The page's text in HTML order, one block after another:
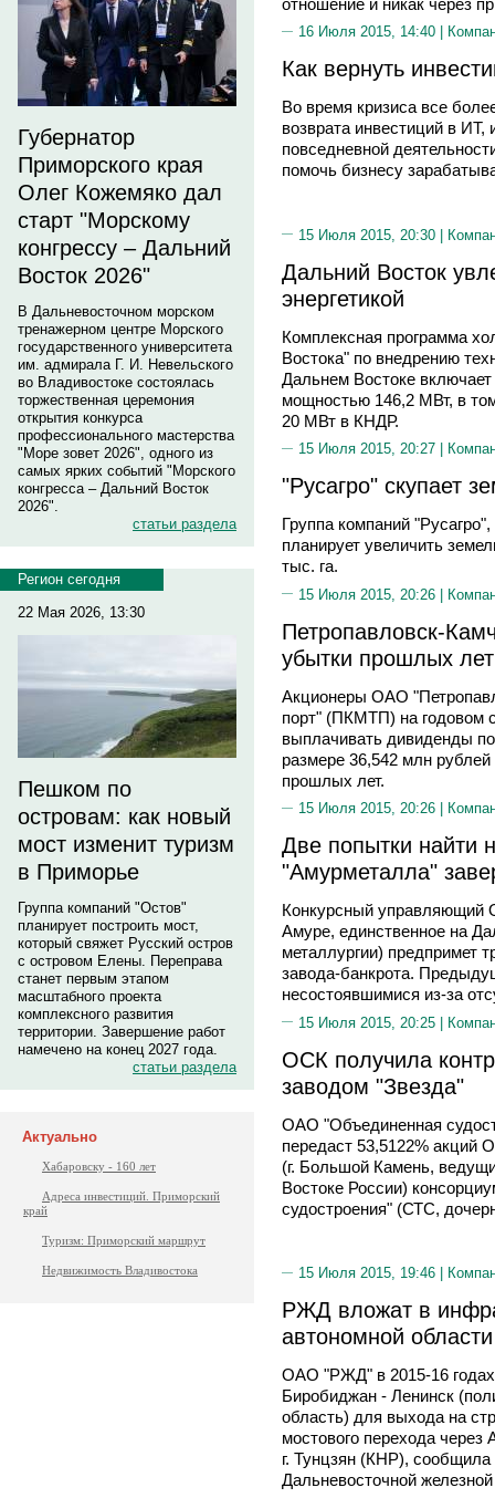
Губернатор
Приморского края
Олег Кожемяко дал
старт "Морскому
конгрессу – Дальний
Восток 2026"
В Дальневосточном морском
тренажерном центре Морского
государственного университета
им. адмирала Г. И. Невельского
во Владивостоке состоялась
торжественная церемония
открытия конкурса
профессионального мастерства
"Море зовет 2026", одного из
самых ярких событий "Морского
конгресса – Дальний Восток
2026".
статьи раздела
Регион сегодня
22 Мая 2026, 13:30
Пешком по
островам: как новый
мост изменит туризм
в Приморье
Группа компаний "Остов"
планирует построить мост,
который свяжет Русский остров
с островом Елены. Переправа
станет первым этапом
масштабного проекта
комплексного развития
территории. Завершение работ
намечено на конец 2027 года.
статьи раздела
Актуально
Хабаровску - 160 лет
Адреса инвестиций. Приморский
край
Туризм: Приморский маршрут
Недвижимость Владивостока
16 Июля 2015, 14:40 |
Как вернуть
Во время кризиса все
возврата инвестиций в
повседневной
помочь бизнесу
15 Июля 2015, 20:30 |
Дальний Восток
энергетикой
Комплексная программа
Востока" по внедрению
Дальнем Востоке
мощностью 146,2 МВт, в
20 МВт в КНДР.
15 Июля 2015, 20:27 |
"Русагро" скупает
Группа компаний
планирует увеличить
тыс. га.
15 Июля 2015, 20:26 |
Петропавловск-
убытки прошлых лет
Акционеры ОАО
порт" (ПКМТП) на годовом
выплачивать дивиденды
размере 36,542 млн
прошлых лет.
15 Июля 2015, 20:26 |
Две попытки найти
"Амурметалла"
Конкурсный управляющий
Амуре, единственное на
металлургии) предпримет
завода-банкрота.
несостоявшимися из-за
15 Июля 2015, 20:25 |
ОСК получила
заводом "Звезда"
ОАО "Объединенная
передаст 53,5122% акций
(г. Большой Камень,
Востоке России)
судостроения" (СТС,
15 Июля 2015, 19:46 |
РЖД вложат в
автономной
ОАО "РЖД" в 2015-16 годах
Биробиджан - Ленинск
область) для выхода на
мостового перехода
г. Тунцзян (КНР),
Дальневосточной